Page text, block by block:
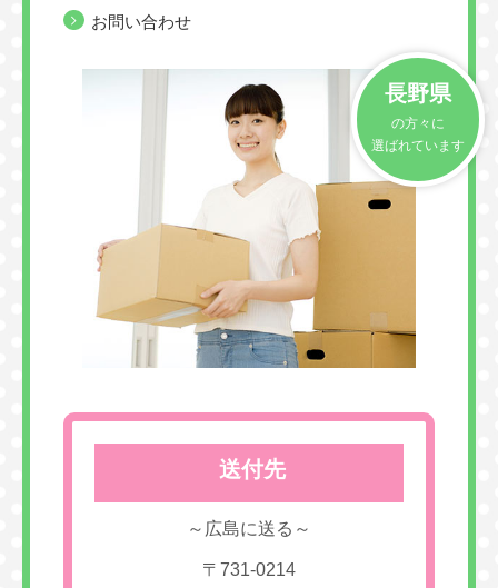
お問い合わせ
長野県
の方々に
選ばれています
送付先
～広島に送る～
〒731-0214